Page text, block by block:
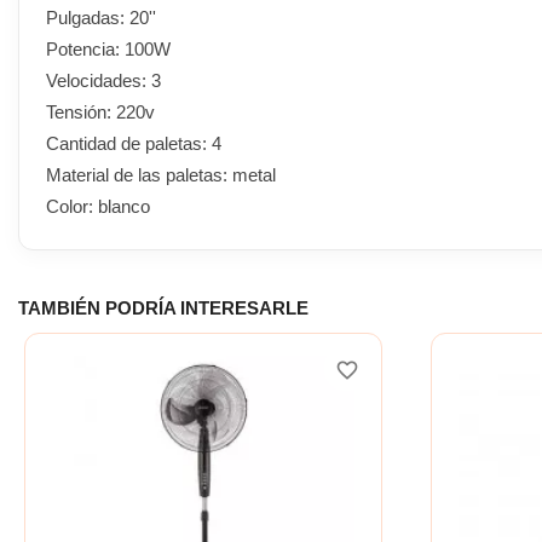
Pulgadas: 20''
Potencia: 100W
Velocidades: 3
Tensión: 220v
Cantidad de paletas: 4
Material de las paletas: metal
Color: blanco
TAMBIÉN PODRÍA INTERESARLE
favorite_border